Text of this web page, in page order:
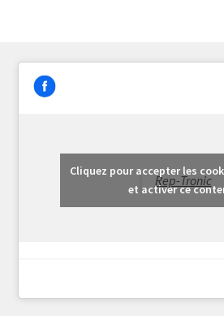
Rep-Tronic
Cliquez pour accepter les
et activer ce